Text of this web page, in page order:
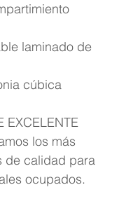
laminado de
cúbica
EXCELENTE
los más
de calidad para
ocupados.